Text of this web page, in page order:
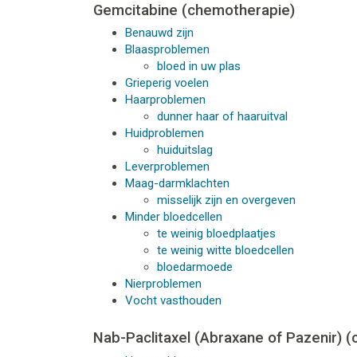
Gemcitabine (chemotherapie)
Benauwd zijn
Blaasproblemen
bloed in uw plas
Grieperig voelen
Haarproblemen
dunner haar of haaruitval
Huidproblemen
huiduitslag
Leverproblemen
Maag-darmklachten
misselijk zijn en overgeven
Minder bloedcellen
te weinig bloedplaatjes
te weinig witte bloedcellen
bloedarmoede
Nierproblemen
Vocht vasthouden
Nab-Paclitaxel (Abraxane of Pazenir)